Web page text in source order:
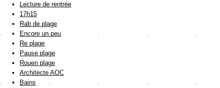
Lecture de rentrée
17h15
Rab de plage
Encore un peu
Re plage
Pause plage
Rouen plage
Architecte AOC
Bains